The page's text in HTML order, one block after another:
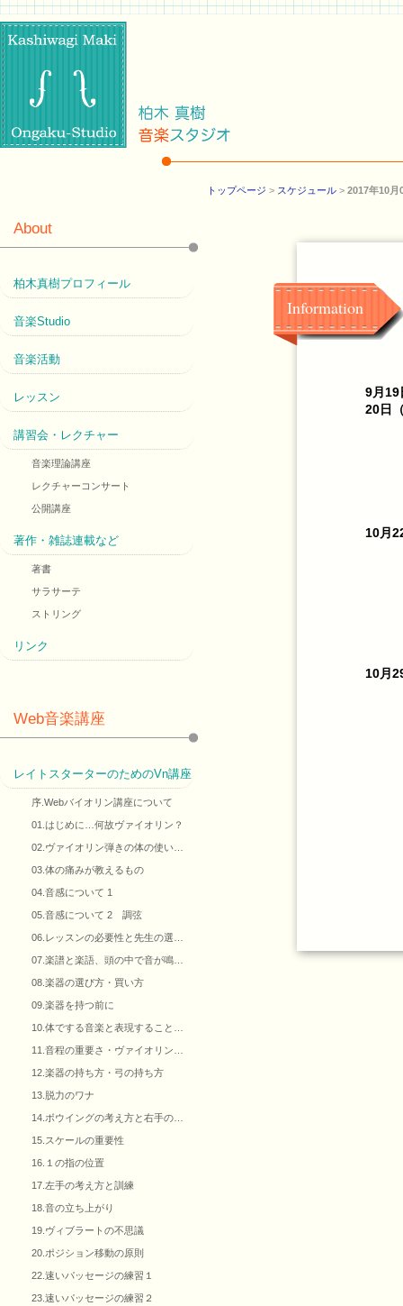
トップページ > スケジュール > 2017年10月
Information
9月19
20日
10月
10月
About
柏木真樹プロフィール
音楽Studio
音楽活動
レッスン
講習会・レクチャー
音楽理論講座
レクチャーコンサート
公開講座
著作・雑誌連載など
著書
サラサーテ
ストリング
リンク
Web音楽講座
レイトスターターのためのVn講座
序.Webバイオリン講座について
01.はじめに…何故ヴァイオリン？
02.ヴァイオリン弾きの体の使い…
03.体の痛みが教えるもの
04.音感について 1
05.音感について 2 調弦
06.レッスンの必要性と先生の選…
07.楽譜と楽語、頭の中で音が鳴…
08.楽器の選び方・買い方
09.楽器を持つ前に
10.体でする音楽と表現すること…
11.音程の重要さ・ヴァイオリン…
12.楽器の持ち方・弓の持ち方
13.脱力のワナ
14.ボウイングの考え方と右手の…
15.スケールの重要性
16.１の指の位置
17.左手の考え方と訓練
18.音の立ち上がり
19.ヴィブラートの不思議
20.ポジション移動の原則
22.速いパッセージの練習１
23.速いパッセージの練習２